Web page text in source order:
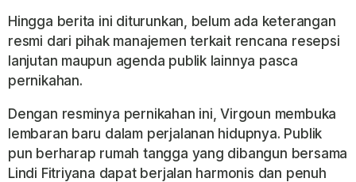
Hingga berita ini diturunkan, belum ada keterangan
resmi dari pihak manajemen terkait rencana resepsi
lanjutan maupun agenda publik lainnya pasca
pernikahan.
Dengan resminya pernikahan ini, Virgoun membuka
lembaran baru dalam perjalanan hidupnya. Publik
pun berharap rumah tangga yang dibangun bersama
Lindi Fitriyana dapat berjalan harmonis dan penuh